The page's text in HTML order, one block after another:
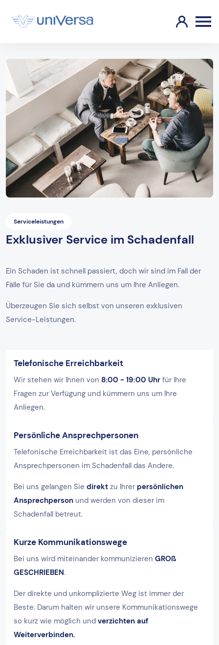
Serviceleistungen
Exklusiver Service im Schadenfall
Ein Schaden ist schnell passiert, doch wir sind im Fall der
Fälle für Sie da und kümmern uns um Ihre Anliegen.
Überzeugen Sie sich selbst von unseren exklusiven
Service-Leistungen.
Telefonische Erreichbarkeit
Wir stehen wir Ihnen von 8:00 - 19:00 Uhr für Ihre
Fragen zur Verfügung und kümmern uns um Ihre
Anliegen.
Persönliche Ansprechpersonen
Telefonische Erreichbarkeit ist das Eine, persönliche
Ansprechpersonen im Schadenfall das Andere.
Bei uns gelangen Sie direkt zu Ihrer persönlichen
Ansprechperson und werden von dieser im
Schadenfall betreut.
Kurze Kommunikationswege
Bei uns wird miteinander kommunizieren GROß
GESCHRIEBEN.
Der direkte und unkomplizierte Weg ist immer der
Beste. Darum halten wir unsere Kommunikationswege
so kurz wie möglich und verzichten auf
Weiterverbinden.